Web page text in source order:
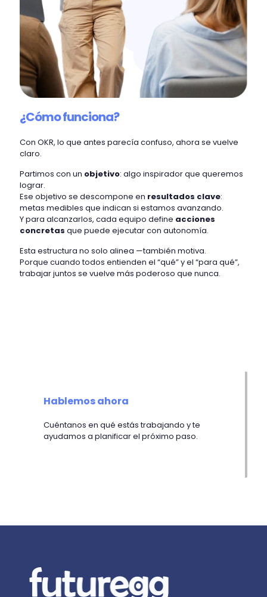
¿Cómofunciona?
Con OKR, lo que antes parecía confuso, ahora se vuelve
claro.
Partimos con un objetivo: algo inspirador que queremos
lograr.
Ese objetivo se descompone en resultados clave:
metas medibles que indican si estamos avanzando.
Y para alcanzarlos, cada equipo define acciones
concretas que puede ejecutar con autonomía.
Esta estructura no solo alinea —también motiva.
Porque cuando todos entienden el “qué” y el “para qué”,
trabajar juntos se vuelve más poderoso que nunca.
Hablemosahora
Cuéntanos en qué estás trabajando y te
ayudamos a planificar el próximo paso.